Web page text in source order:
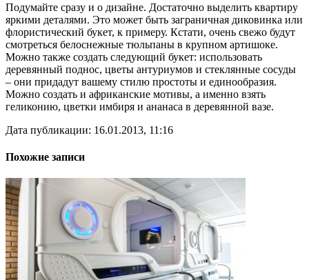
Подумайте сразу и о дизайне. Достаточно выделить квартиру
яркими деталями. Это может быть заграничная диковинка или
флористический букет, к примеру. Кстати, очень свежо будут
смотреться белоснежные тюльпаны в крупном артишоке.
Можно также создать следующий букет: использовать
деревянный поднос, цветы антуриумов и стеклянные сосуды
– они придадут вашему стилю простоты и единообразия.
Можно создать и африканские мотивы, а именно взять
геликонию, цветки имбиря и ананаса в деревянной вазе.
Дата публикации: 16.01.2013, 11:16
Похожие записи